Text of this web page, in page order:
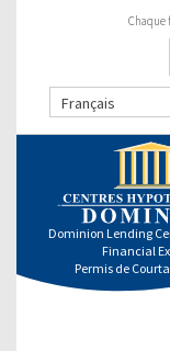
Chaque
Français
Dominion Lending
Financial
Permis de